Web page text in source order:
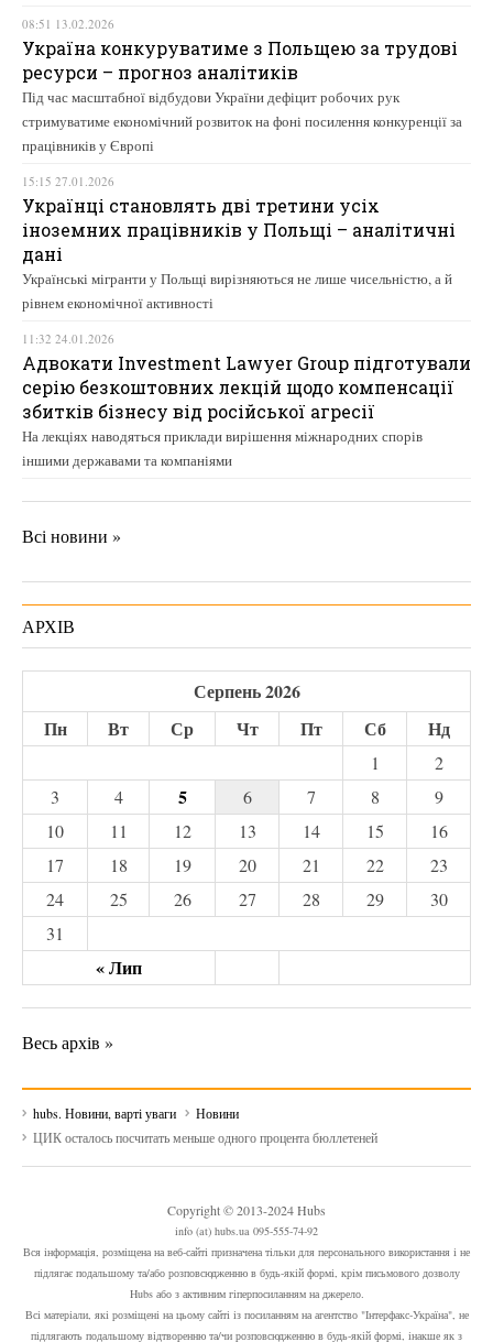
08:51 13.02.2026
Україна конкуруватиме з Польщею за трудові
ресурси – прогноз аналітиків
Під час масштабної відбудови України дефіцит робочих рук
стримуватиме економічний розвиток на фоні посилення конкуренції за
працівників у Європі
15:15 27.01.2026
Українці становлять дві третини усіх
іноземних працівників у Польщі – аналітичні
дані
Українські мігранти у Польщі вирізняються не лише чисельністю, а й
рівнем економічної активності
11:32 24.01.2026
Адвокати Investment Lawyer Group підготували
серію безкоштовних лекцій щодо компенсації
збитків бізнесу від російської агресії
На лекціях наводяться приклади вирішення міжнародних спорів
іншими державами та компаніями
Всі новини »
АРХІВ
Серпень 2026
Пн
Вт Ср Чт Пт Сб Нд
« Лип
1
2
3
4 5 6 7 8
9
10
11 12 13 14 15
16
17
18 19 20 21 22
23
24
25 26 27 28 29
30
31
Весь архів »
hubs. Новини, варті уваги
Новини
ЦИК осталось посчитать меньше одного процента бюллетеней
Copyright © 2013-2024 Hubs
info (at) hubs.ua 095-555-74-92
Вся інформація, розміщена на веб-сайті призначена тільки для персонального використання і не
підлягає подальшому та/або розповсюдженню в будь-якій формі, крім письмового дозволу
Hubs або з активним гіперпосиланням на джерело.
Всі матеріали, які розміщені на цьому сайті із посиланням на агентство "Інтерфакс-Україна", не
підлягають подальшому відтворенню та/чи розповсюдженню в будь-якій формі, інакше як з